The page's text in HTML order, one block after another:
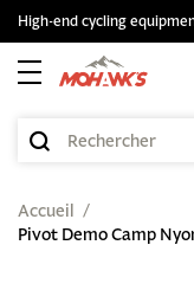
High-end cycling
Accueil
Pivot Demo Camp